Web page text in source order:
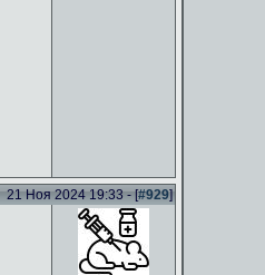
21 Ноя 2024 19:33 - [#929]